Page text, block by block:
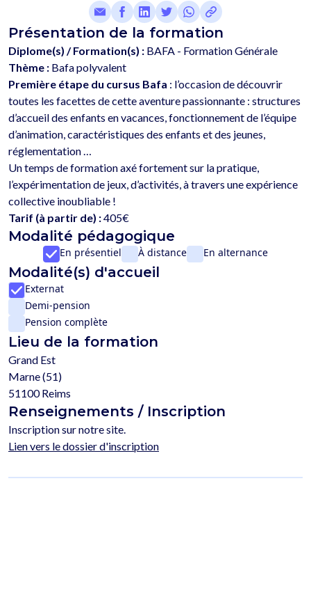
Présentation de la formation
Diplome(s) / Formation(s) : BAFA - Formation Générale
Thème : Bafa polyvalent
Première étape du cursus Bafa : l’occasion de découvrir
toutes les facettes de cette aventure passionnante : structures
d’accueil des enfants en vacances, fonctionnement de l’équipe
d’animation, caractéristiques des enfants et des jeunes,
réglementation …
Un temps de formation axé fortement sur la pratique,
l’expérimentation de jeux, d’activités, à travers une expérience
Tarif (à partir de) :405€
Modalité pédagogique
En présentiel À distance En alternance
Modalité(s) d'accueil
Externat
Demi-pension
Pension complète
Lieu de la formation
Grand Est
Marne (51)
51100 Reims
Renseignements / Inscription
Inscription sur notre site.
Lien vers le dossier d'inscription